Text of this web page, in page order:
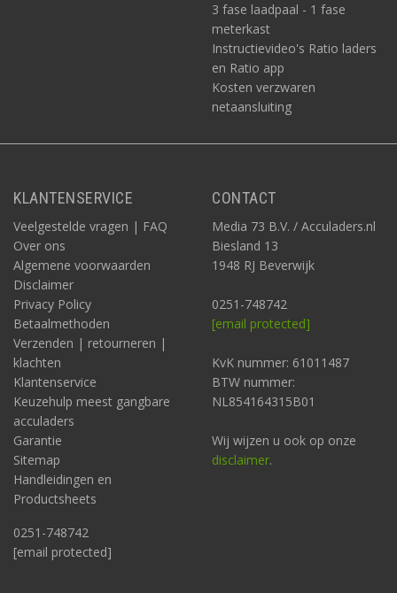
3 fase laadpaal - 1 fase
meterkast
Instructievideo's Ratio laders
en Ratio app
Kosten verzwaren
netaansluiting
KLANTENSERVICE
Veelgestelde vragen | FAQ
Over ons
Algemene voorwaarden
Disclaimer
Privacy Policy
Betaalmethoden
Verzenden | retourneren |
klachten
Klantenservice
Keuzehulp meest gangbare
acculaders
Garantie
Sitemap
Handleidingen en
Productsheets
0251-748742
[email protected]
CONTACT
Media 73 B.V. / Acculaders.nl
Biesland 13
1948 RJ Beverwijk
0251-748742
[email protected]
KvK nummer: 61011487
BTW nummer:
NL854164315B01
Wij wijzen u ook op onze
disclaimer.